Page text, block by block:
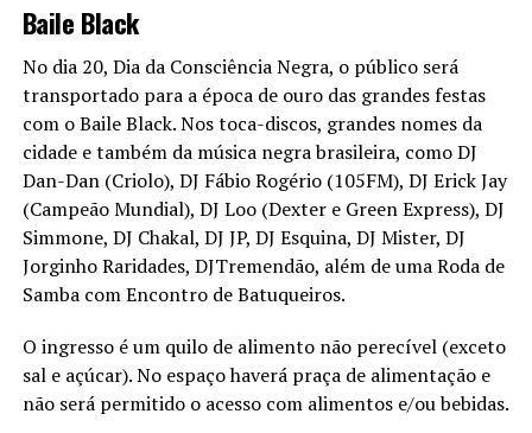
Baile Black
No dia 20, Dia da Consciência Negra, o público será
transportado para a época de ouro das grandes festas
com o Baile Black. Nos toca-discos, grandes nomes da
cidade e também da música negra brasileira, como DJ
Dan-Dan (Criolo), DJ Fábio Rogério (105FM), DJ Erick Jay
(Campeão Mundial), DJ Loo (Dexter e Green Express), DJ
Simmone, DJ Chakal, DJ JP, DJ Esquina, DJ Mister, DJ
Jorginho Raridades, DJTremendão, além de uma Roda de
Samba com Encontro de Batuqueiros.
O ingresso é um quilo de alimento não perecível (exceto
sal e açúcar). No espaço haverá praça de alimentação e
não será permitido o acesso com alimentos e/ou bebidas.